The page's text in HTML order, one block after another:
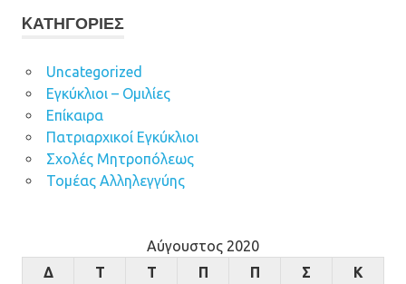
KΑΤΗΓΟΡΊΕΣ
Uncategorized
Εγκύκλιοι – Ομιλίες
Επίκαιρα
Πατριαρχικοί Εγκύκλιοι
Σχολές Μητροπόλεως
Τομέας Αλληλεγγύης
Αύγουστος 2020
Δ
Τ Τ Π Π Σ Κ